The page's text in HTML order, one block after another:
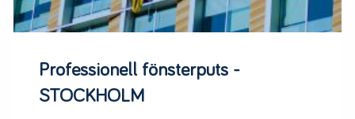
Professionell fönsterputs -
STOCKHOLM